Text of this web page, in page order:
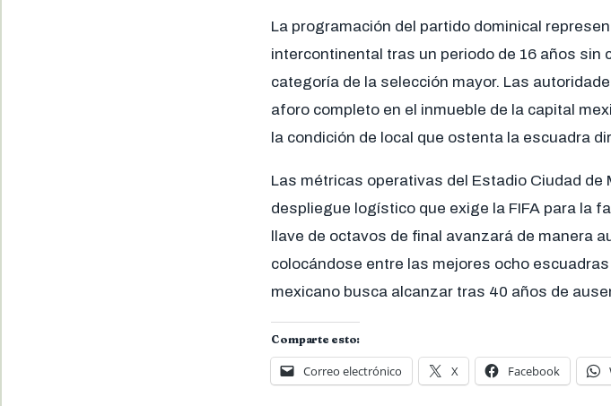
La programación del partido dominical
intercontinental tras un periodo de 16 años
categoría de la selección mayor. Las
aforo completo en el inmueble de la capital
la condición de local que ostenta la escuadra
Las métricas operativas del Estadio Ciudad de
despliegue logístico que exige la FIFA para la
llave de octavos de final avanzará de manera
colocándose entre las mejores ocho
mexicano busca alcanzar tras 40 años de
Comparte esto:
Correo electrónico X Facebook